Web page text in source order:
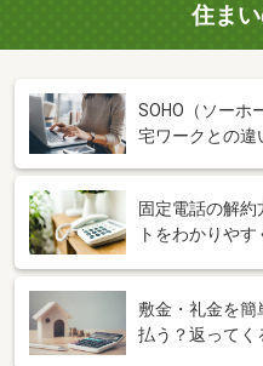
住ま
SOHO（ソーホ
宅ワークとの違
固定電話の解
トをわかりやす
敷金・礼金を簡
払う？返ってく